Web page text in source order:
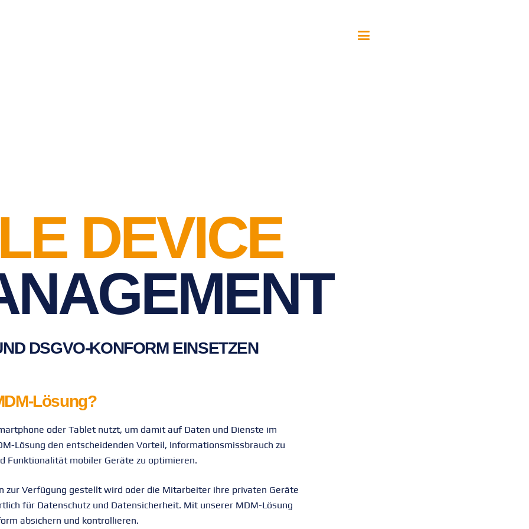
DEVICE
DSGVO-KONFORM EINSETZEN
Lösung?
oder Tablet nutzt, um damit auf Daten und Dienste im
Lösung den entscheidenden Vorteil, Informationsmissbrauch zu
Funktionalität mobiler Geräte zu optimieren.
zur Verfügung gestellt wird oder die Mitarbeiter ihre privaten Geräte
für Datenschutz und Datensicherheit. Mit unserer MDM-Lösung
absichern und kontrollieren.